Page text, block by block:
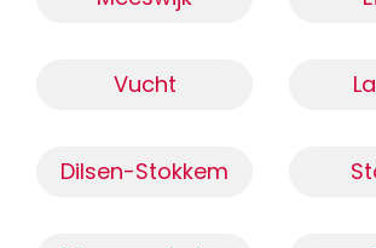
Vucht
Dilsen-Stokkem